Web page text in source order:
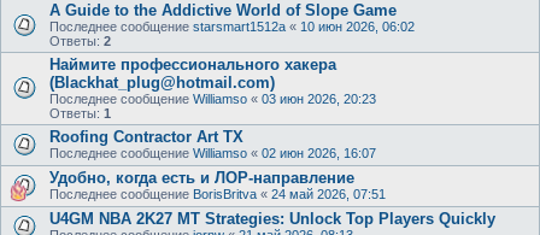
A Guide to the Addictive World of Slope Game
Последнее сообщение starsmart1512a « 10 июн 2026, 06:02
Ответы: 2
Наймите профессионального хакера
(Blackhat_plug@hotmail.com)
Последнее сообщение Williamso « 03 июн 2026, 20:23
Ответы: 1
Roofing Contractor Art TX
Последнее сообщение Williamso « 02 июн 2026, 16:07
Удобно, когда есть и ЛОР-направление
Последнее сообщение BorisBritva « 24 май 2026, 07:51
U4GM NBA 2K27 MT Strategies: Unlock Top Players Quickly